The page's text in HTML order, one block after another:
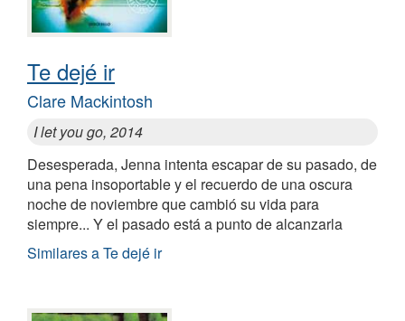
Te dejé ir
Clare Mackintosh
I let you go, 2014
Desesperada, Jenna intenta escapar de su pasado, de
una pena insoportable y el recuerdo de una oscura
noche de noviembre que cambió su vida para
siempre... Y el pasado está a punto de alcanzarla
Similares a Te dejé ir